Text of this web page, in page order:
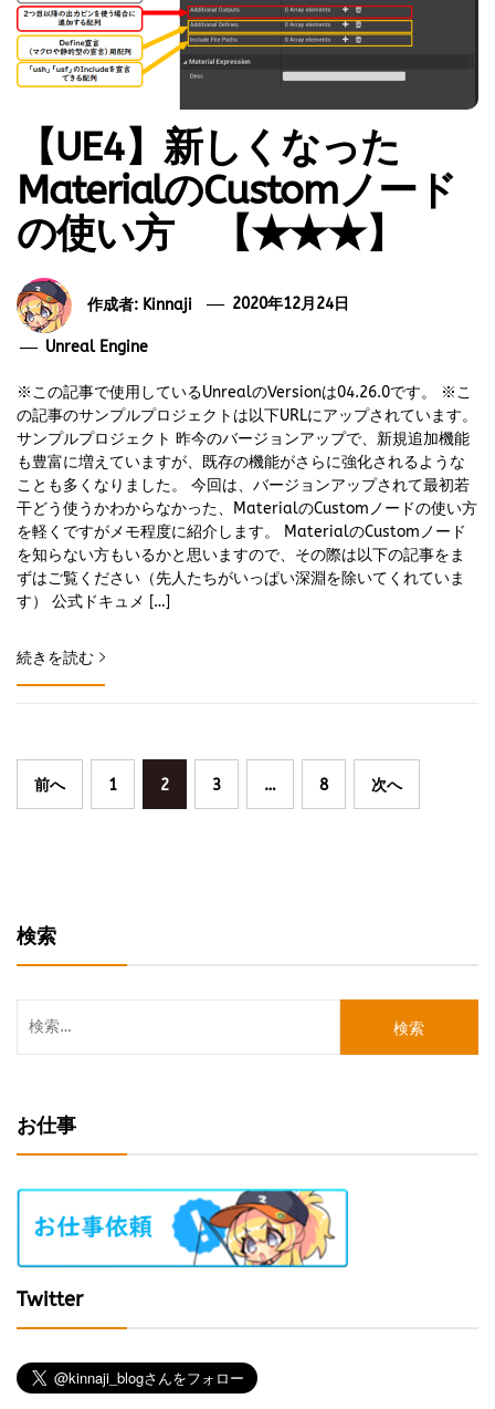
【UE4】新しくなった
MaterialのCustomノード
の使い方 【★★★】
作成者: Kinnaji 2020年12月24日
Unreal Engine
※この記事で使用しているUnrealのVersionは04.26.0です。 ※こ
の記事のサンプルプロジェクトは以下URLにアップされています。
サンプルプロジェクト 昨今のバージョンアップで、新規追加機能
も豊富に増えていますが、既存の機能がさらに強化されるような
ことも多くなりました。 今回は、バージョンアップされて最初若
干どう使うかわからなかった、MaterialのCustomノードの使い方
を軽くですがメモ程度に紹介します。 MaterialのCustomノード
を知らない方もいるかと思いますので、その際は以下の記事をま
ずはご覧ください（先人たちがいっぱい深淵を除いてくれていま
す） 公式ドキュメ […]
続きを読む
投
稿
ー
ジ
り
前へ 1 2 3 … 8 次へ
検索
索:
お仕事
Twitter